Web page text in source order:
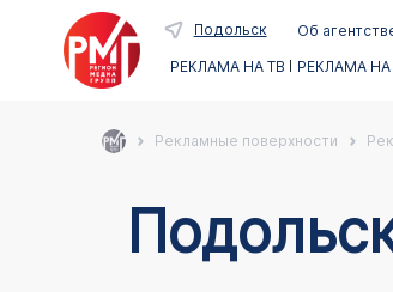
Подольск Об
РЕКЛАМА НА ТВ
РЕКЛАМА
Рекламные поверхности